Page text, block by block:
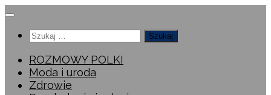
Przeskocz
treściSzukaj:
ROZMOWY POLKI
Moda i uroda
Zdrowie